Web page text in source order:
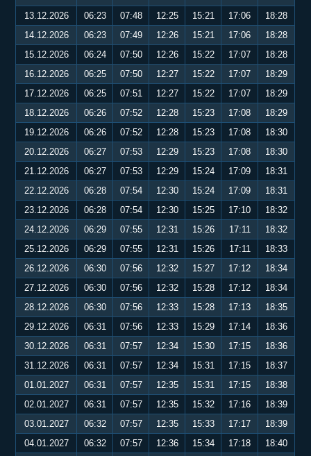
13.12.2026
06:23 07:48 12:25 15:21 17:06
18:28
14.12.2026
06:23 07:49 12:26 15:21 17:06
18:28
15.12.2026
06:24 07:50 12:26 15:22 17:07
18:28
16.12.2026
06:25 07:50 12:27 15:22 17:07
18:29
17.12.2026
06:25 07:51 12:27 15:22 17:07
18:29
18.12.2026
06:26 07:52 12:28 15:23 17:08
18:29
19.12.2026
06:26 07:52 12:28 15:23 17:08
18:30
20.12.2026
06:27 07:53 12:29 15:23 17:08
18:30
21.12.2026
06:27 07:53 12:29 15:24 17:09
18:31
22.12.2026
06:28 07:54 12:30 15:24 17:09
18:31
23.12.2026
06:28 07:54 12:30 15:25 17:10
18:32
24.12.2026
06:29 07:55 12:31 15:26 17:11
18:32
25.12.2026
06:29 07:55 12:31 15:26 17:11
18:33
26.12.2026
06:30 07:56 12:32 15:27 17:12
18:34
27.12.2026
06:30 07:56 12:32 15:28 17:12
18:34
28.12.2026
06:30 07:56 12:33 15:28 17:13
18:35
29.12.2026
06:31 07:56 12:33 15:29 17:14
18:36
30.12.2026
06:31 07:57 12:34 15:30 17:15
18:36
31.12.2026
06:31 07:57 12:34 15:31 17:15
18:37
01.01.2027
06:31 07:57 12:35 15:31 17:15
18:38
02.01.2027
06:31 07:57 12:35 15:32 17:16
18:39
03.01.2027
06:32 07:57 12:35 15:33 17:17
18:39
04.01.2027
06:32 07:57 12:36 15:34 17:18
18:40